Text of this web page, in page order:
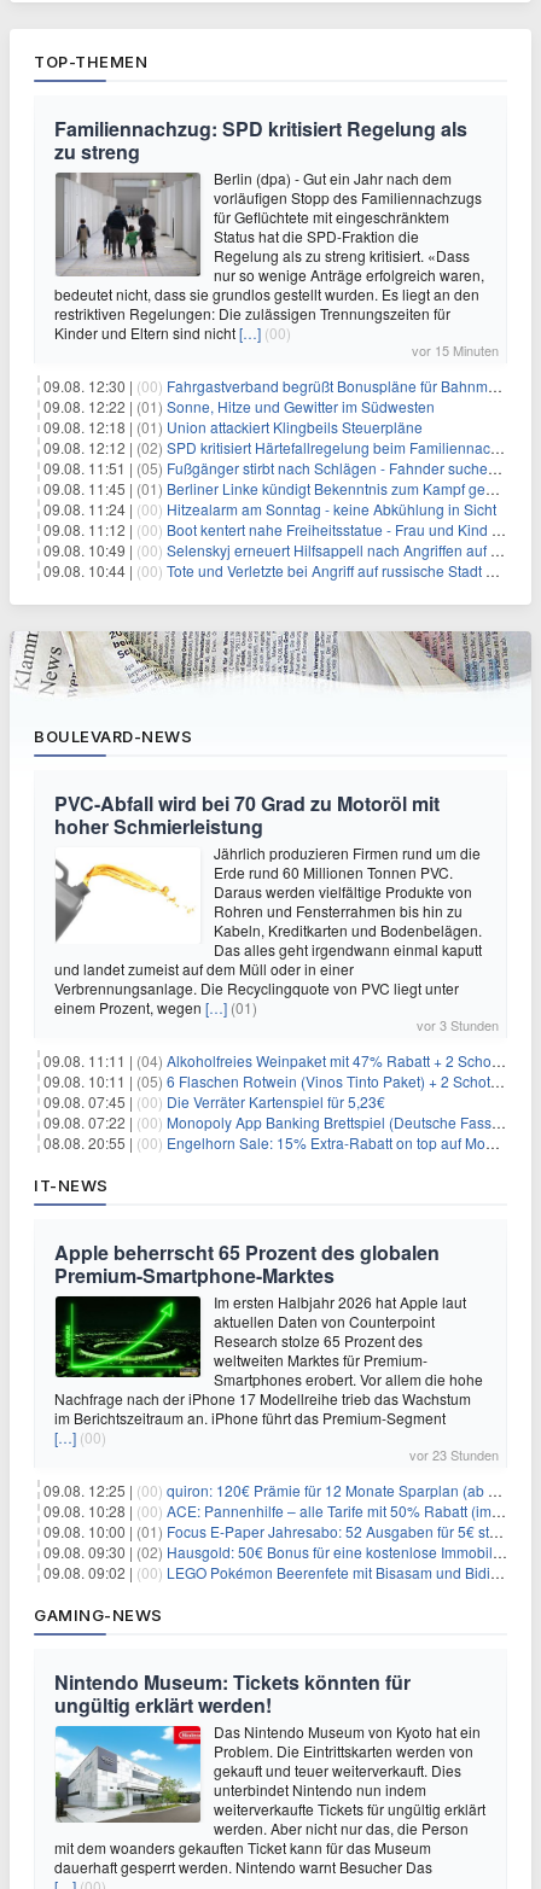
TOP-THEMEN
Familiennachzug: SPD kritisiert Regelung als
zu streng
Berlin (dpa) - Gut ein Jahr nach dem
vorläufigen Stopp des Familiennachzugs
für Geflüchtete mit eingeschränktem
Status hat die SPD-Fraktion die
Regelung als zu streng kritisiert. «Dass
nur so wenige Anträge erfolgreich waren,
bedeutet nicht, dass sie grundlos gestellt wurden. Es liegt an den
restriktiven Regelungen: Die zulässigen Trennungszeiten für
Kinder und Eltern sind nicht[…] (00)
vor 15 Minuten
09.08. 12:30 | (00) Fahrgastverband begrüßt Bonuspläne für Bahnmanager
09.08. 12:22 | (01) Sonne, Hitze und Gewitter im Südwesten
09.08. 12:18 | (01) Union attackiert Klingbeils Steuerpläne
09.08. 12:12 | (02) SPD kritisiert Härtefallregelung beim Familiennachzug als zu streng
09.08. 11:51 | (05) Fußgänger stirbt nach Schlägen - Fahnder suchen Autofahrer
09.08. 11:45 | (01) Berliner Linke kündigt Bekenntnis zum Kampf gegen Antisemitismus an
09.08. 11:24 | (00) Hitzealarm am Sonntag - keine Abkühlung in Sicht
09.08. 11:12 | (00) Boot kentert nahe Freiheitsstatue - Frau und Kind sterben
09.08. 10:49 | (00) Selenskyj erneuert Hilfsappell nach Angriffen auf mehrere Städte
09.08. 10:44 | (00) Tote und Verletzte bei Angriff auf russische Stadt Belgorod
BOULEVARD-NEWS
PVC-Abfall wird bei 70 Grad zu Motoröl mit
hoher Schmierleistung
Jährlich produzieren Firmen rund um die
Erde rund 60 Millionen Tonnen PVC.
Daraus werden vielfältige Produkte von
Rohren und Fensterrahmen bis hin zu
Kabeln, Kreditkarten und Bodenbelägen.
Das alles geht irgendwann einmal kaputt
und landet zumeist auf dem Müll oder in einer
Verbrennungsanlage. Die Recyclingquote von PVC liegt unter
einem Prozent, wegen […] (01)
vor 3 Stunden
09.08. 11:11 | (04) Alkoholfreies Weinpaket mit 47% Rabatt + 2 Schott Zwiesel Gläser GRATIS für 29,99€
09.08. 10:11 | (05) 6 Flaschen Rotwein (Vinos Tinto Paket) + 2 Schott Zwiesel Gläser für 25,99€ inkl. Versand
09.08. 07:45 | (00) Die Verräter Kartenspiel für 5,23€
09.08. 07:22 | (00) Monopoly App Banking Brettspiel (Deutsche Fassung) für 9,84€
08.08. 20:55 | (00) Engelhorn Sale: 15% Extra-Rabatt on top auf Mode- und Sport-Artikel
IT-NEWS
Apple beherrscht 65 Prozent des globalen
Premium-Smartphone-Marktes
Im ersten Halbjahr 2026 hat Apple laut
aktuellen Daten von Counterpoint
Research stolze 65 Prozent des
weltweiten Marktes für Premium-
Smartphones erobert. Vor allem die hohe
Nachfrage nach der iPhone 17 Modellreihe trieb das Wachstum
im Berichtszeitraum an. iPhone führt das Premium-Segment
[…] (00)
vor 23 Stunden
09.08. 12:25 | (00) quiron: 120€ Prämie für 12 Monate Sparplan (ab 100€/Monat)
09.08. 10:28 | (00) ACE: Pannenhilfe – alle Tarife mit 50% Rabatt (im ersten Jahr)
09.08. 10:00 | (01) Focus E-Paper Jahresabo: 52 Ausgaben für 5€ statt 207,48€ – per Formular kündbar!
09.08. 09:30 | (02) Hausgold: 50€ Bonus für eine kostenlose Immobilienbewertung
09.08. 09:02 | (00) LEGO Pokémon Beerenfete mit Bisasam und Bidiza für 14,99€
GAMING-NEWS
Nintendo Museum: Tickets könnten für
ungültig erklärt werden!
Das Nintendo Museum von Kyoto hat ein
Problem. Die Eintrittskarten werden von
gekauft und teuer weiterverkauft. Dies
unterbindet Nintendo nun indem
weiterverkaufte Tickets für ungültig erklärt
werden. Aber nicht nur das, die Person
mit dem woanders gekauften Ticket kann für das Museum
dauerhaft gesperrt werden. Nintendo warnt Besucher Das